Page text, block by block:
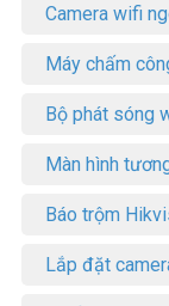
Camera wifi
Máy chấm
Bộ phát sóng
Màn hình
Báo trộm
Lắp đặt